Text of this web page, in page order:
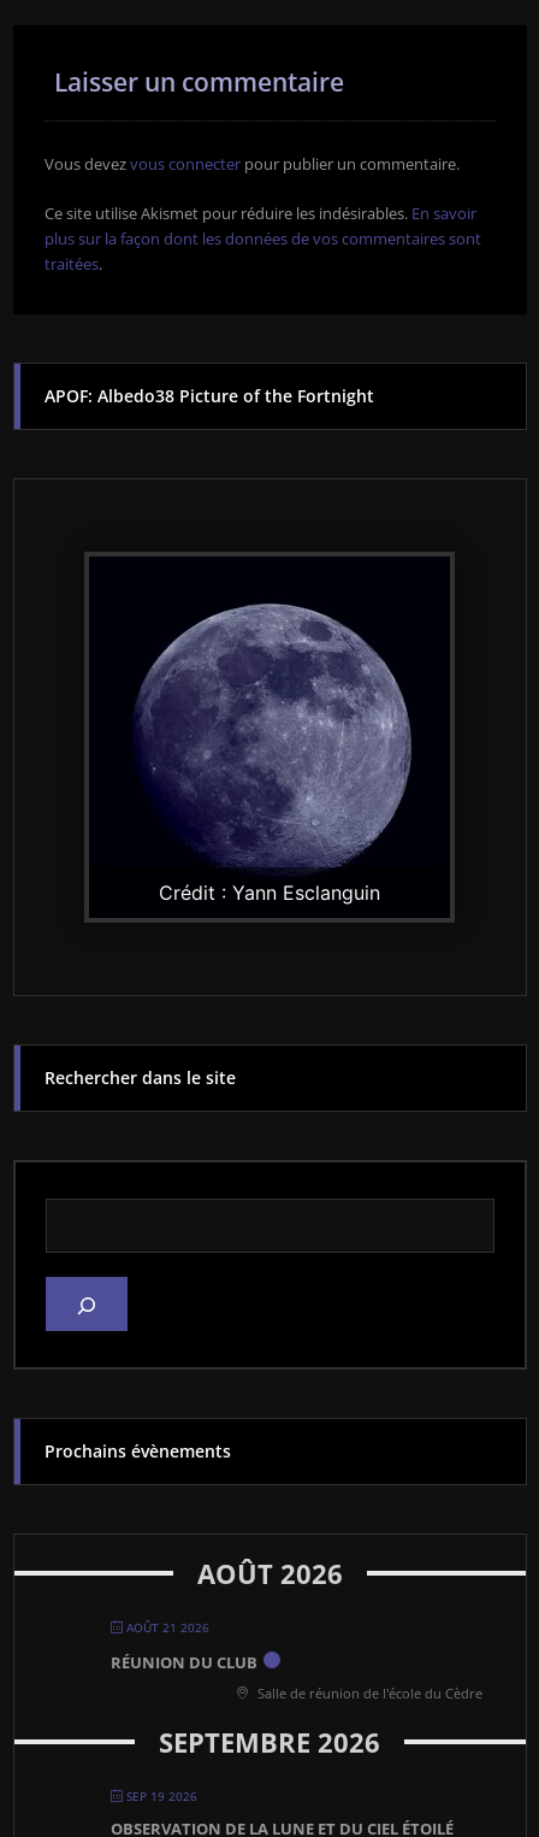
Laisser un commentaire
Vous devezvous connecterpour publier un commentaire.
Ce site utilise Akismet pour réduire les indésirables. En savoir
plus sur la façon dont les données de vos commentaires sont
traitées.
APOF: Albedo38 Picture of the Fortnight
Crédit : Yann Esclanguin
Rechercher dans le site
Rechercher dans le site
Prochains évènements
AOÛT 2026
AOÛT 21 2026
RÉUNION DU CLUB
Salle de réunion de l'école du Cèdre
SEPTEMBRE 2026
SEP 19 2026
OBSERVATION DE LA LUNE ET DU CIEL ÉTOILÉ